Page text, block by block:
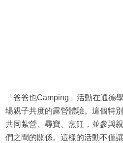
「爸爸也Camping」活動在通德
場親子共度的露營體驗。這個特
共同紮營、尋寶、烹飪，並參與
們之間的關係。這樣的活動不僅